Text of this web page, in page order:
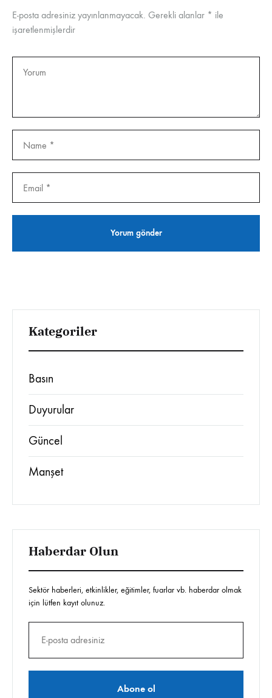
E-posta adresiniz yayınlanmayacak. Gerekli alanlar * ile
işaretlenmişlerdir
Kategoriler
Basın
Duyurular
Güncel
Manşet
Haberdar Olun
Sektör haberleri, etkinlikler, eğitimler, fuarlar vb. haberdar olmak
için lütfen kayıt olunuz.